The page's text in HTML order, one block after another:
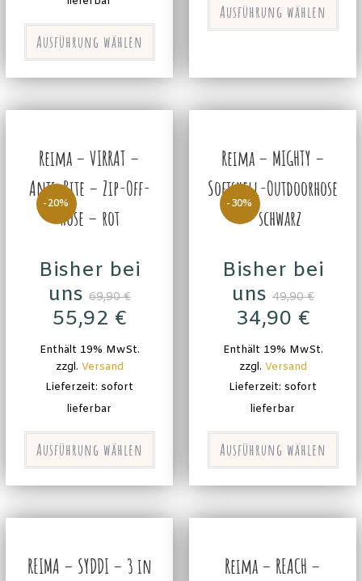
Ausführung wählen
Ausführung wählen
-20%
Reima – VIRRAT –
Anti-Bite – Zip-Off-
Hose – rot
Bisher bei
uns 69,90€
55,92 €
Enthält 19% MwSt.
zzgl. Versand
Lieferzeit: sofort
lieferbar
Ausführung wählen
-30%
Reima – MIGHTY –
Softshell-Outdoorhose
– schwarz
Bisher bei
uns 49,90€
34,90 €
Enthält 19% MwSt.
zzgl. Versand
Lieferzeit: sofort
lieferbar
Ausführung wählen
REIMA – SYDDI – 3 in
Reima – REACH –